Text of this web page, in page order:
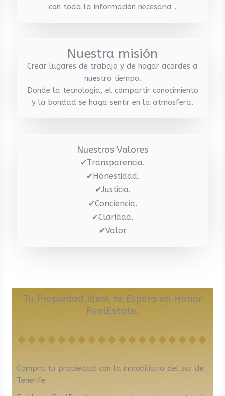
con toda la información necesaria .
Nuestra misión
Crear lugares de trabajo y de hogar acordes a
nuestro tiempo.
Donde la tecnología, el compartir conocimiento
y la bondad se haga sentir en la atmosfera.
Nuestros Valores
✔Transparencia.
✔Honestidad.
✔Justicia.
✔Conciencia.
✔Claridad.
✔Valor
Tu Propiedad Ideal te Espera en Honor
RealEstate.
Compra tu propiedad con la inmobiliaria del sur de
Tenerife